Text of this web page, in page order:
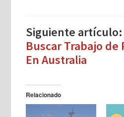
Siguiente artículo:
Buscar Trabajo de
En Australia
Relacionado